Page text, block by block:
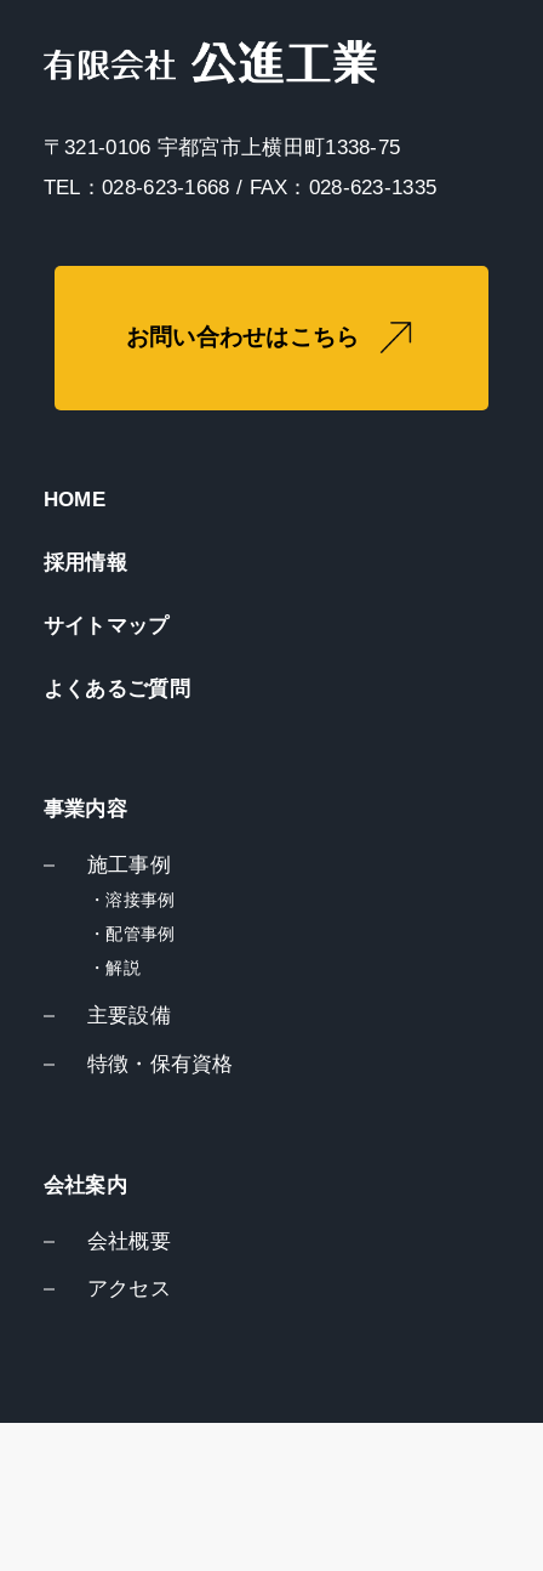
〒321-0106 宇都宮市上横田町1338-75
TEL：028-623-1668 / FAX：028-623-1335
HOME
採用情報
サイトマップ
よくあるご質問
事業内容
施工事例
・溶接事例
・配管事例
・解説
主要設備
特徴・保有資格
会社案内
会社概要
アクセス
お問い合わせはこちら